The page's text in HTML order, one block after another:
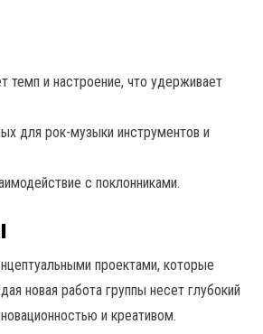
темп и настроение, что удерживает
для рок-музыки инструментов и
с поклонниками.
проектами, которые
новая работа группы несет глубокий
и креативом.